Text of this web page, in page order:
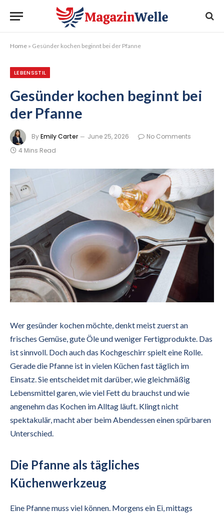
Home » Gesünder kochen beginnt bei der Pfanne
LEBENSSTIL
Gesünder kochen beginnt bei
der Pfanne
ByEmily Carter June 25, 2026
No Comments
4 Mins Read
Wer gesünder kochen möchte, denkt meist zuerst an
frisches Gemüse, gute Öle und weniger Fertigprodukte. Das
ist sinnvoll. Doch auch das Kochgeschirr spielt eine Rolle.
Gerade die Pfanne ist in vielen Küchen fast täglich im
Einsatz. Sie entscheidet mit darüber, wie gleichmäßig
Lebensmittel garen, wie viel Fett du brauchst und wie
angenehm das Kochen im Alltag läuft. Klingt nicht
spektakulär, macht aber beim Abendessen einen spürbaren
Unterschied.
Die Pfanne als tägliches
Küchenwerkzeug
Eine Pfanne muss viel können. Morgens ein Ei, mittags